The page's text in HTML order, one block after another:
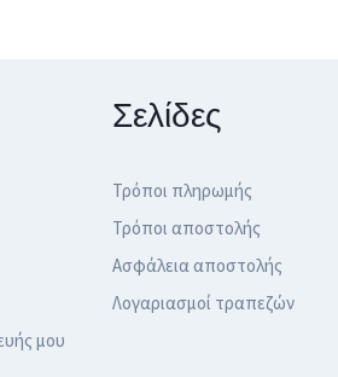
μου
Σελίδες
Τρόποι πληρωμής
Τρόποι αποστολής
Ασφάλεια αποστολής
Λογαριασμοί τραπεζών